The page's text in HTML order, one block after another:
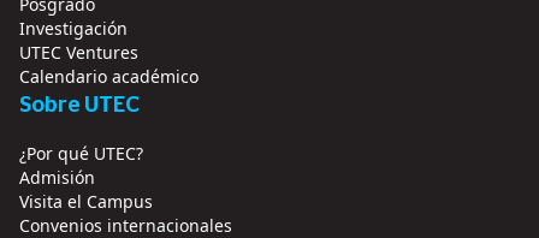
Investigación
UTEC Ventures
Calendario académico
Sobre UTEC
¿Por qué UTEC?
Admisión
Visita el Campus
Convenios internacionales